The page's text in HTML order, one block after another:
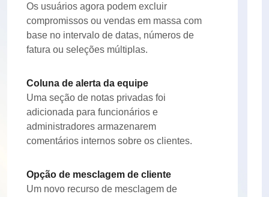
Os usuários agora podem excluir
compromissos ou vendas em massa com
base no intervalo de datas, números de
fatura ou seleções múltiplas.
Coluna de alerta da equipe
Uma seção de notas privadas foi
adicionada para funcionários e
administradores armazenarem
comentários internos sobre os clientes.
Opção de mesclagem de cliente
Um novo recurso de mesclagem de